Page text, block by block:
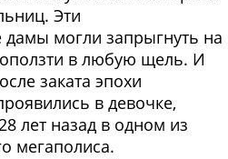
Эти
дамы могли запрыгнуть на
в любую щель. И
заката эпохи
в девочке,
лет назад в одном из
мегаполиса.